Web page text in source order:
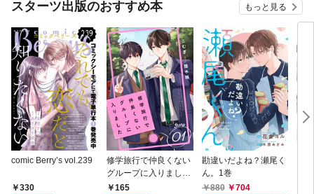
スターツ出版のおすすめ本 もっと見る
comic Berry’s vol.239
330
修学旅行で仲良くない
グループに入りました
【単話版】1巻
165
勘違いだよね？瀬尾く
ん。1巻
880
704